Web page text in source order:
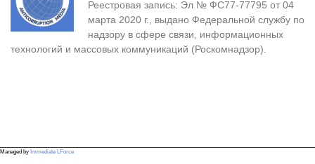
Реестровая запись: Эл № ФС77-77795 от 04
марта 2020 г., выдано Федеральной службу по
надзору в сфере связи, информационных
технологий и массовых коммуникаций (Роскомнадзор).
Managed by Immediate LForce